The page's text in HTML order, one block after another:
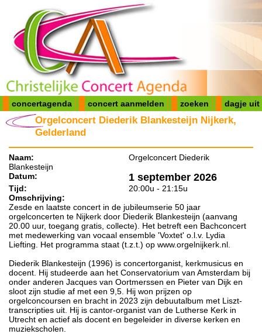
concertagenda concert aanmelden zoeken dagje uit
Orgelconcert Diederik Blankesteijn Nijkerk,
Gelderland
Naam:
Orgelconcert Diederik
Blankesteijn
Datum:
1 september 2026
Tijd:
20:00u - 21:15u
Omschrijving:
Zesde en laatste concert in de jubileumserie 50 jaar
orgelconcerten te Nijkerk door Diederik Blankesteijn (aanvang
20.00 uur, toegang gratis, collecte). Het betreft een Bachconcert
met medewerking van vocaal ensemble 'Voxtet' o.l.v. Lydia
Liefting. Het programma staat (t.z.t.) op www.orgelnijkerk.nl.
Diederik Blankesteijn (1996) is concertorganist, kerkmusicus en
docent. Hij studeerde aan het Conservatorium van Amsterdam bij
onder anderen Jacques van Oortmerssen en Pieter van Dijk en
sloot zijn studie af met een 9,5. Hij won prijzen op
orgelconcoursen en bracht in 2023 zijn debuutalbum met Liszt-
transcripties uit. Hij is cantor-organist van de Lutherse Kerk in
Utrecht en actief als docent en begeleider in diverse kerken en
muziekscholen.